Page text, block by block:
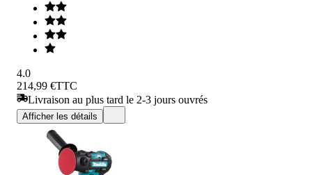
4.0
214,99 €TTC
Livraison au plus tard le 2-3 jours ouvrés
Afficher les détails